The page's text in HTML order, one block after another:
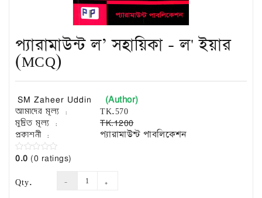
Islamic
Books
Building
Construction
&
Civil
Engineering
প্যারামাউন্ট ল’ সহায়িকা - ল' ইয়ার
(MCQ)
SM Zaheer Uddin (Author)
আমাদের মূল্য : TK.570
মুদ্রিত মূল্য :
TK.1200
প্রকাশনী :
প্যারামাউন্ট পাবলিকেশন
0.0 (0 ratings)
Qty.